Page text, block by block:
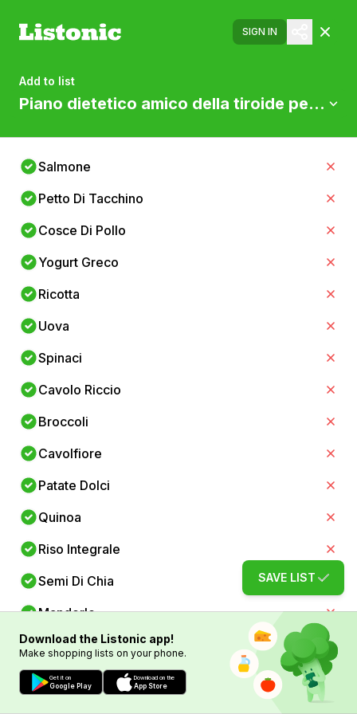
SIGN IN
Add to list
Piano dietetico amico della tiroide per
Salmone
Petto Di Tacchino
Cosce Di Pollo
Yogurt Greco
Ricotta
Uova
Spinaci
Cavolo Riccio
Broccoli
Cavolfiore
Patate Dolci
Quinoa
Riso Integrale
Semi Di Chia
Mandorle
Noci
Mirtilli
SAVE LIST
Download the Listonic app!
Make shopping lists on your phone.
Get it on
Google Play
Download on the
App Store